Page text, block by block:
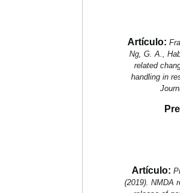
Artículo:
Ng, G. A.,
related
handling in
Artículo:
(2019). NMDA